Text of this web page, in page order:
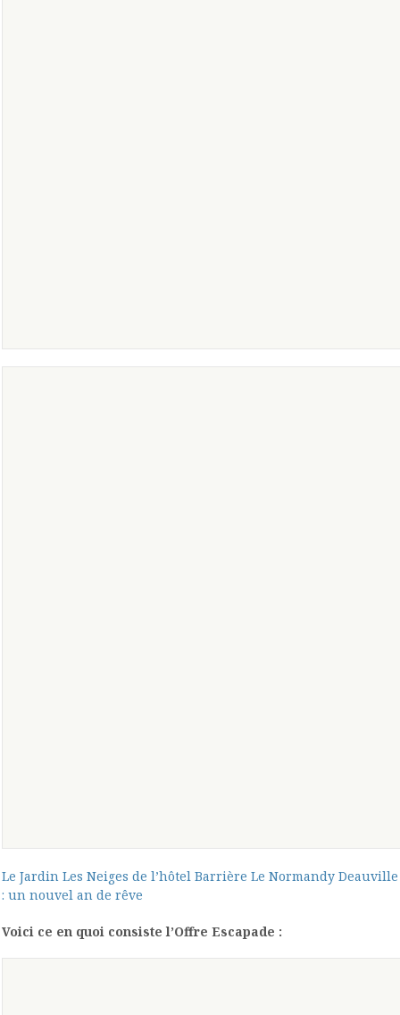
Le Jardin Les Neiges de l’hôtel Barrière Le Normandy Deauville
: un nouvel an de rêve
Voici ce en quoi consiste l’Offre Escapade :